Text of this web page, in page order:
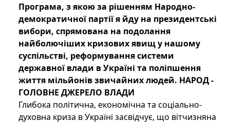
Програма, з якою за рішенням Народно-
демократичної партії я йду на президентські
вибори, спрямована на подолання
найболючіших кризових явищ у нашому
суспільстві, реформування системи
державної влади в Україні та поліпшення
життя мільйонів звичайних людей. НАРОД -
ГОЛОВНЕ ДЖЕРЕЛО ВЛАДИ
Глибока політична, економічна та соціально-
духовна криза в Україні засвідчує, що вітчизняна